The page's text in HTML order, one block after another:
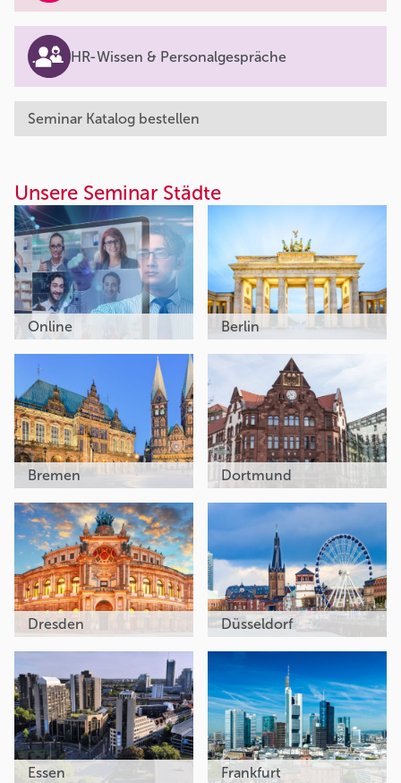
HR-Wissen & Personalgespräche
Seminar Katalog bestellen
Unsere Seminar Städte
Online Berlin
Bremen Dortmund
Dresden Düsseldorf
Essen Frankfurt